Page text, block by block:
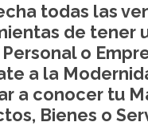
todas las
de tener
o
a la
a conocer tu
Bienes o